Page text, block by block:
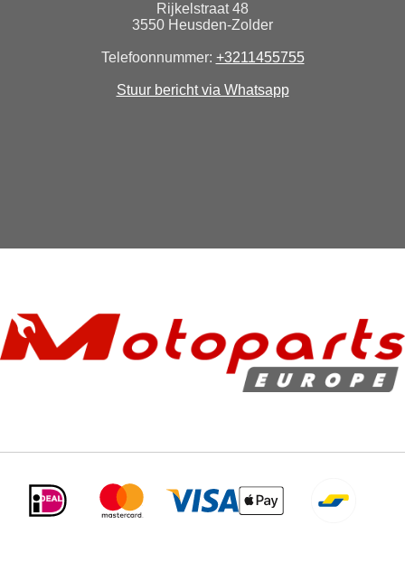
Rijkelstraat 48
3550 Heusden-Zolder
Telefoonnummer: +3211455755
Stuur bericht via Whatsapp